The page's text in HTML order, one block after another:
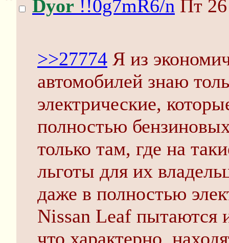
Dyor !!0g7mR6/n Пт
>>27774 Я из
автомобилей знаю
электрические,
полностью
только там, где на
льготы для их
даже в полностью
Nissan Leaf пытаются
что характерно,